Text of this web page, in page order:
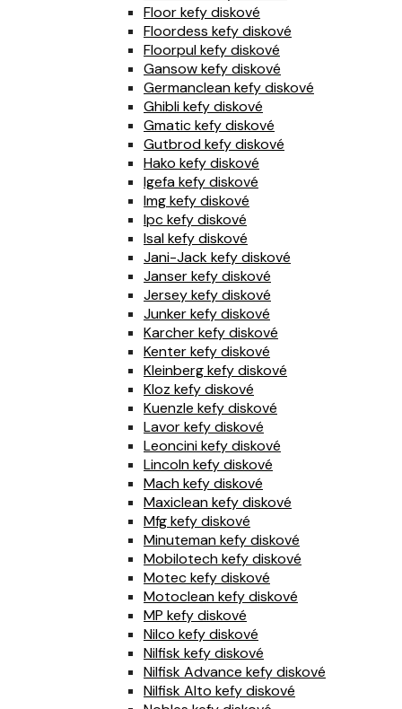
Floor kefy diskové
Floordess kefy diskové
Floorpul kefy diskové
Gansow kefy diskové
Germanclean kefy diskové
Ghibli kefy diskové
Gmatic kefy diskové
Gutbrod kefy diskové
Hako kefy diskové
Igefa kefy diskové
Img kefy diskové
Ipc kefy diskové
Isal kefy diskové
Jani-Jack kefy diskové
Janser kefy diskové
Jersey kefy diskové
Junker kefy diskové
Karcher kefy diskové
Kenter kefy diskové
Kleinberg kefy diskové
Kloz kefy diskové
Kuenzle kefy diskové
Lavor kefy diskové
Leoncini kefy diskové
Lincoln kefy diskové
Mach kefy diskové
Maxiclean kefy diskové
Mfg kefy diskové
Minuteman kefy diskové
Mobilotech kefy diskové
Motec kefy diskové
Motoclean kefy diskové
MP kefy diskové
Nilco kefy diskové
Nilfisk kefy diskové
Nilfisk Advance kefy diskové
Nilfisk Alto kefy diskové